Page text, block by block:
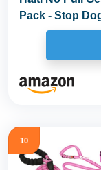
Pack - Stop
Includes...
10